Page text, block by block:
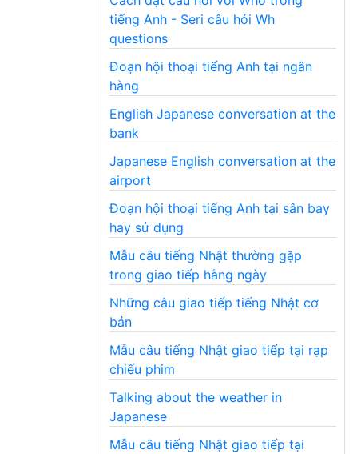
tiếng Anh - Seri câu hỏi Wh
questions
Đoạn hội thoại tiếng Anh tại ngân
hàng
English Japanese conversation at the
bank
Japanese English conversation at the
airport
Đoạn hội thoại tiếng Anh tại sân bay
hay sử dụng
Mẫu câu tiếng Nhật thường gặp
trong giao tiếp hằng ngày
Những câu giao tiếp tiếng Nhật cơ
bản
Mẫu câu tiếng Nhật giao tiếp tại rạp
chiếu phim
Talking about the weather in
Japanese
Mẫu câu tiếng Nhật giao tiếp tại